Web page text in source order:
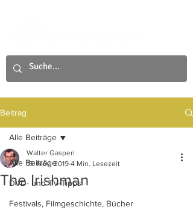
Beitrag
Alle Beiträge
DVD- und TV-Tipps
Festivals, Filmgeschichte, Bücher
Alle Beiträge
The Irishman
Walter Gasperi
15. Nov. 2019 4 Min. Lesezeit